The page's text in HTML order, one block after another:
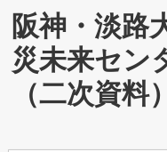
阪神・淡路
災未来セ
（二次資料